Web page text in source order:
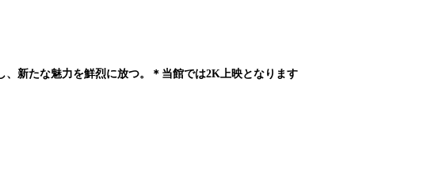
新たな魅力を鮮烈に放つ。＊当館では2K上映となります